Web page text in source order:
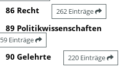
86 Recht 262 Einträge
89 Politikwissenschaften
59 Einträge
90 Gelehrte 220 Einträge